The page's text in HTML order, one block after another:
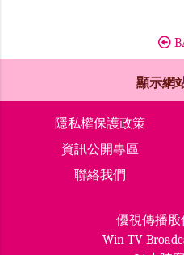
顯示網
隱私權保護政策
資訊公開專區
聯絡我們
優視傳播股
Win TV